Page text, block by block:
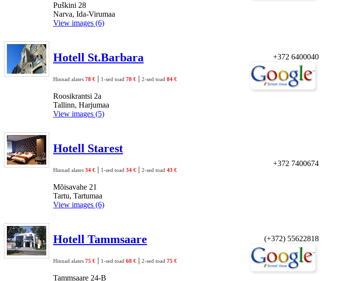
Puškini 28
Narva, Ida-Virumaa
View images (6)
Hotell St.Barbara
Hinnad alates 78 € | 1-sed toad 78 € | 2-sed toad 84 €
Roosikrantsi 2a
Tallinn, Harjumaa
+372 6400040
View images (5)
Hotell Starest
Hinnad alates 34 € | 1-sed toad 34 € | 2-sed toad 43 €
Mõisavahe 21
Tartu, Tartumaa
+372 7400674
View images (6)
Hotell Tammsaare
Hinnad alates 75 € | 1-sed toad 68 € | 2-sed toad 75 €
Tammsaare 24-B
(+372) 55622818